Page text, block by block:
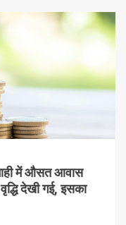
में औसत आवास
देखी गई, इसका